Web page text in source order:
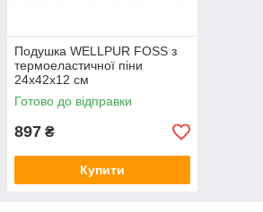
Подушка WELLPUR FOSS з
термоеластичної піни
24x42x12 см
Готово до відправки
897 ₴
Купити